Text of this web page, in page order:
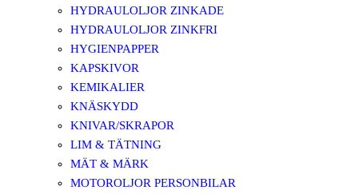
HYDRAULOLJOR ZINKADE
HYDRAULOLJOR ZINKFRI
HYGIENPAPPER
KAPSKIVOR
KEMIKALIER
KNÄSKYDD
KNIVAR/SKRAPOR
LIM & TÄTNING
MÄT & MÄRK
MOTOROLJOR PERSONBILAR